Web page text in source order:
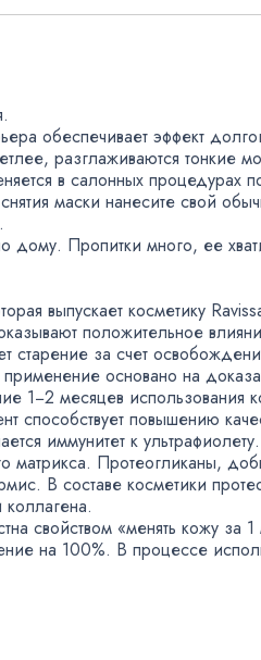
обеспечивает эффект
, разглаживаются тонкие
в салонных процедурах
маски нанесите свой
дому. Пропитки много, ее
выпускает косметику
положительное
старение за счет
применение основано на
1−2 месяцев использования
способствует повышению
иммунитет к ультрафиолету.
матрикса. Протеогликаны,
В составе косметики
свойством «менять кожу за
на 100%. В процессе